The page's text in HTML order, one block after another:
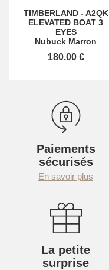
TIMBERLAND- A2QK
ELEVATED BOAT 3
EYES
Nubuck Marron
180.00 €
Paiements
sécurisés
En savoir plus
La petite
surprise